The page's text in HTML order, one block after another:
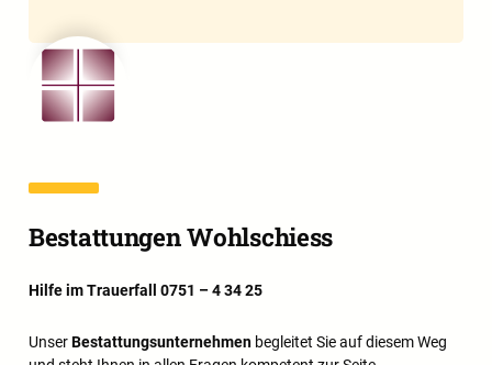
Bestattungen Wohlschiess
Hilfe im Trauerfall 0751 – 4 34 25
UnserBestattungsunternehmenbegleitet Sie auf diesem Weg